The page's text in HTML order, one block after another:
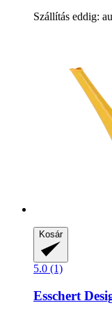
Szállítás eddig:
Kosár
5.0 (1)
Esschert